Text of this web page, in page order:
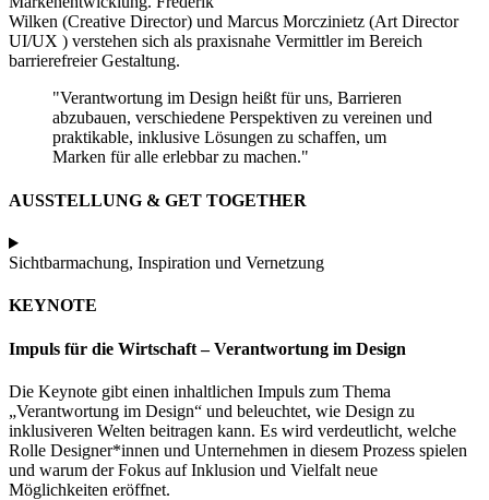
Wilken (Creative Director) und Marcus Morczinietz (Art Director
UI/UX ) verstehen sich als praxisnahe Vermittler im Bereich
barrierefreier Gestaltung.
"Verantwortung im Design heißt für uns, Barrieren
abzubauen, verschiedene Perspektiven zu vereinen und
praktikable, inklusive Lösungen zu schaffen, um
Marken für alle erlebbar zu machen."
AUSSTELLUNG & GET TOGETHER
Sichtbarmachung, Inspiration und Vernetzung
KEYNOTE
Impuls für die Wirtschaft – Verantwortung im Design
Die Keynote gibt einen inhaltlichen Impuls zum Thema
„Verantwortung im Design“ und beleuchtet, wie Design zu
inklusiveren Welten beitragen kann. Es wird verdeutlicht, welche
Rolle Designer*innen und Unternehmen in diesem Prozess spielen
und warum der Fokus auf Inklusion und Vielfalt neue
Möglichkeiten eröffnet.